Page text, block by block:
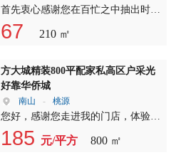
的宽敞，又兼顾了功能分区，让您的
办公环境更加舒适。 选择我们的写
字楼招租，您将享受到以下优势：
地铁站点近在咫尺，让您轻松出行。
配套齐全：周边餐饮、购物、娱乐设
施一应俱全，满足您的生活和工作需
求。 安全可靠：24小时安保巡逻，
完善：现代化的办公设施，包括高速
首先衷心感谢您在百忙之中抽出时间
浏览我的房源页面。在这里，我诚挚
地希望我的专业服务能够帮助您找到
生根发芽，一路生意兴隆。 自踏入
深圳租售服务行业以来，我一直秉持
着真诚和专业的态度。我所提供的图
片和视频，都是我本人及团队亲自实
地拍摄，力求为每一位客户呈现最真
实、最直观的房源信息。 由于房源
67 210 ㎡
方大城精装800平配家私高区户采光
好靠华侨城
南山 - 桃源
您好，感谢您走进我的门店，体验我
们专业的服务。自2014年加入深圳租
赁行业以来，我一直秉持着对工作的
185 元/平方 800 ㎡